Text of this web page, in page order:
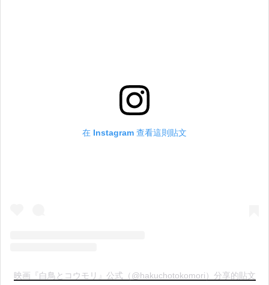
在 Instagram 查看這則貼文
映画『白鳥とコウモリ』公式（@hakuchotokomori）分享的貼文